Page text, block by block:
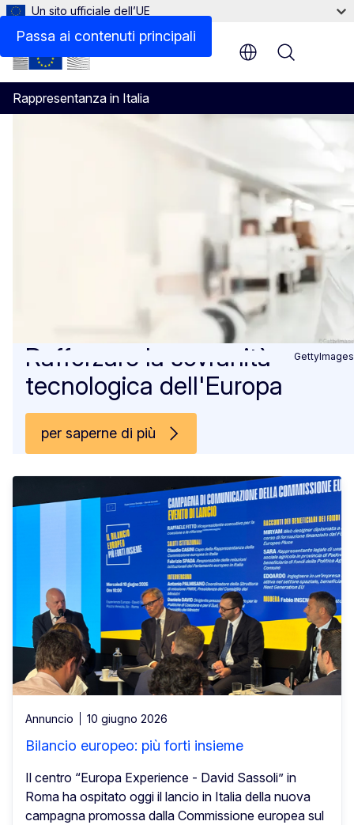
Passa ai contenuti principali
Un sito ufficiale dell’UE
Rappresentanza in Italia
Menu
GettyImages
Rafforzare la sovranità
tecnologica dell'Europa
per saperne di più
Annuncio 10 giugno 2026
Bilancio europeo: più forti insieme
Il centro “Europa Experience - David Sassoli” in
Roma ha ospitato oggi il lancio in Italia della nuova
campagna promossa dalla Commissione europea sul